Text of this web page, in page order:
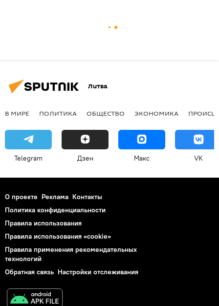
Литва
В МИРЕ ПОЛИТИКА ОБЩЕСТВО ЭКОНОМИКА
Telegram Дзен Макс VK
О проекте Реклама Контакты
Политика конфиденциальности
Правила использования
Правила использования «cookie»
Правила применения рекомендательных
технологий
Обратная связь Настройки отслеживания